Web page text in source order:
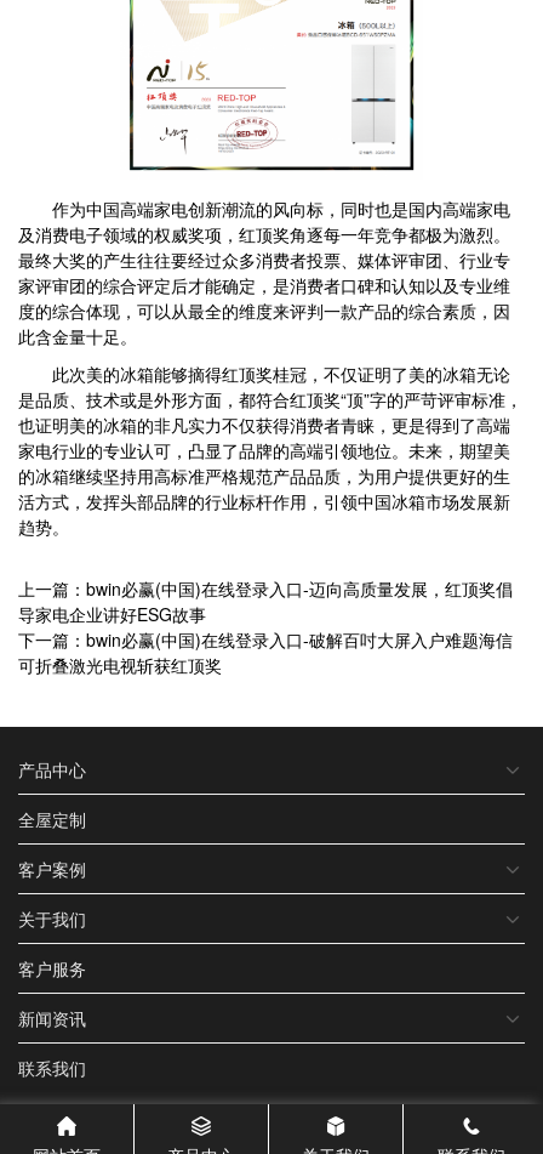
作为中国高端家电创新潮流的风向标，同时也是国内高端家电
及消费电子领域的权威奖项，红顶奖角逐每一年竞争都极为激烈。
最终大奖的产生往往要经过众多消费者投票、媒体评审团、行业专
家评审团的综合评定后才能确定，是消费者口碑和认知以及专业维
度的综合体现，可以从最全的维度来评判一款产品的综合素质，因
此含金量十足。
此次美的冰箱能够摘得红顶奖桂冠，不仅证明了美的冰箱无论
是品质、技术或是外形方面，都符合红顶奖“顶”字的严苛评审标准，
也证明美的冰箱的非凡实力不仅获得消费者青睐，更是得到了高端
家电行业的专业认可，凸显了品牌的高端引领地位。未来，期望美
的冰箱继续坚持用高标准严格规范产品品质，为用户提供更好的生
活方式，发挥头部品牌的行业标杆作用，引领中国冰箱市场发展新
趋势。
上一篇：bwin必赢(中国)在线登录入口-迈向高质量发展，红顶奖倡
导家电企业讲好ESG故事
下一篇：bwin必赢(中国)在线登录入口-破解百吋大屏入户难题海信
可折叠激光电视斩获红顶奖
产品中心
全屋定制
客户案例
关于我们
客户服务
新闻资讯
联系我们